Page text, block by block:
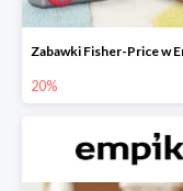
20%